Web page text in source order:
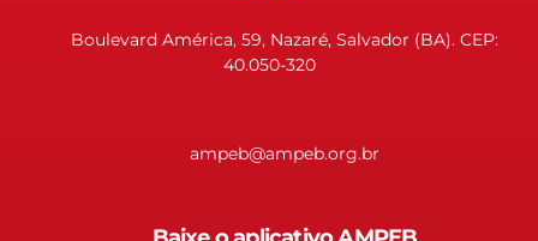
Boulevard América, 59, Nazaré, Salvador (BA). CEP:
40.050-320
ampeb@ampeb.org.br